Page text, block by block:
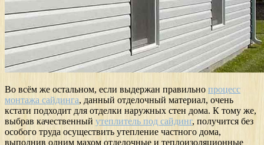
Во всём же остальном, если выдержан правильно процесс
монтажа сайдинга, данный отделочный материал, очень
кстати подходит для отделки наружных стен дома. К тому же,
выбрав качественный утеплитель под сайдинг, получится без
особого труда осуществить утепление частного дома,
выполнив одним махом отделочные и теплоизоляционные